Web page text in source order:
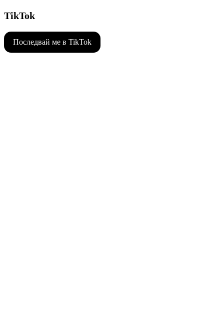
TikTok
Последвай ме в TikTok